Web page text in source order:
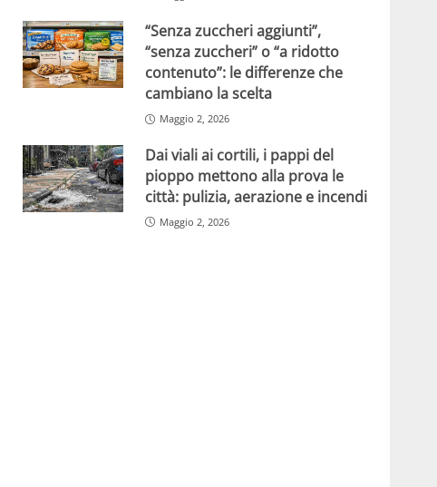
“Senza zuccheri aggiunti”,
“senza zuccheri” o “a ridotto
contenuto”: le differenze che
cambiano la scelta
Maggio 2, 2026
Dai viali ai cortili, i pappi del
pioppo mettono alla prova le
città: pulizia, aerazione e incendi
Maggio 2, 2026